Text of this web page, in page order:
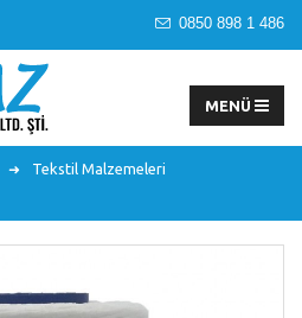
0850 898 1 486
Tekstil Malzemeleri